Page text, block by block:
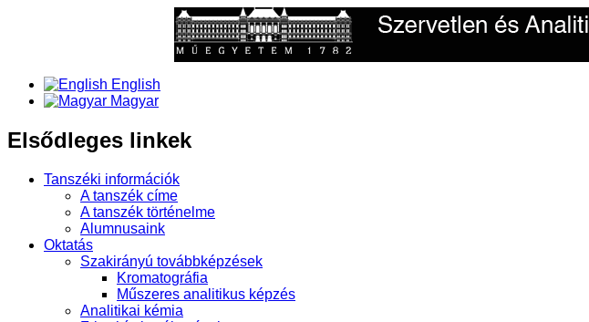
English
Magyar
Elsődleges linkek
Tanszéki információk
A tanszék címe
A tanszék történelme
Alumnusaink
Oktatás
Szakirányú továbbképzések
Kromatográfia
Műszeres analitikus képzés
Analitikai kémia